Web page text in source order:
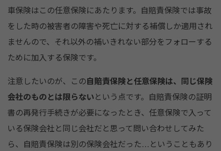
車保険はこの任意保険にあたります。自賠責保険では事故
をした時の被害者の障害や死亡に対する補償しか適用され
ませんので、それ以外の補いきれない部分をフォローする
ために加入する保険です。
注意したいのが、この自賠責保険と任意保険は、同じ保険
会社のものとは限らないという点です。自賠責保険の証明
書の再発行手続きが必要になったとき、任意保険で入って
いる保険会社と同じ会社だと思って問い合わせしてみた
ら、自賠責保険は別の保険会社だった…ということもあり